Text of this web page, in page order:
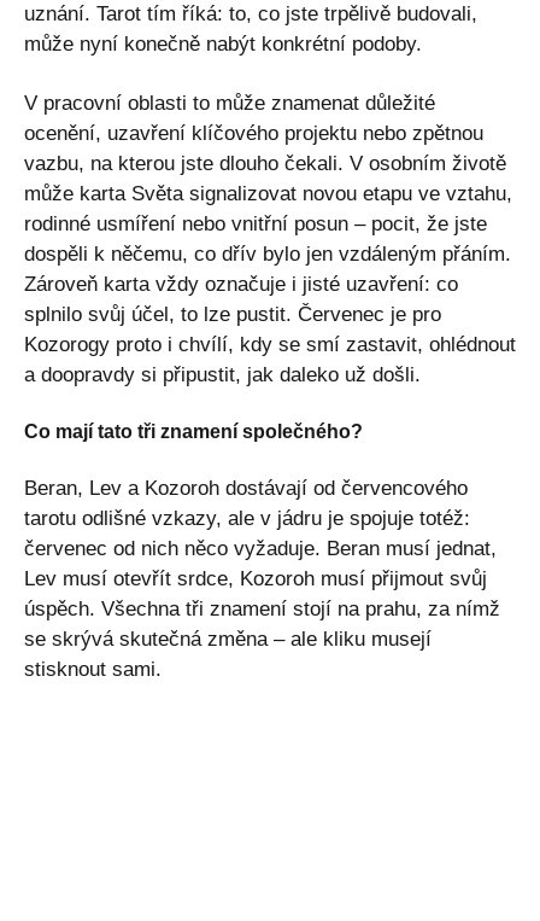
uznání. Tarot tím říká: to, co jste trpělivě budovali,
může nyní konečně nabýt konkrétní podoby.
V pracovní oblasti to může znamenat důležité
ocenění, uzavření klíčového projektu nebo zpětnou
vazbu, na kterou jste dlouho čekali. V osobním životě
může karta Světa signalizovat novou etapu ve vztahu,
rodinné usmíření nebo vnitřní posun – pocit, že jste
dospěli k něčemu, co dřív bylo jen vzdáleným přáním.
Zároveň karta vždy označuje i jisté uzavření: co
splnilo svůj účel, to lze pustit. Červenec je pro
Kozorogy proto i chvílí, kdy se smí zastavit, ohlédnout
a doopravdy si připustit, jak daleko už došli.
Co mají tato tři znamení společného?
Beran, Lev a Kozoroh dostávají od červencového
tarotu odlišné vzkazy, ale v jádru je spojuje totéž:
červenec od nich něco vyžaduje. Beran musí jednat,
Lev musí otevřít srdce, Kozoroh musí přijmout svůj
úspěch. Všechna tři znamení stojí na prahu, za nímž
se skrývá skutečná změna – ale kliku musejí
stisknout sami.